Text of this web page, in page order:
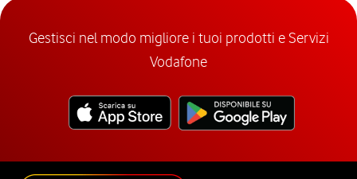
Gestisci nel modo migliore i tuoi prodotti e Servizi
Vodafone